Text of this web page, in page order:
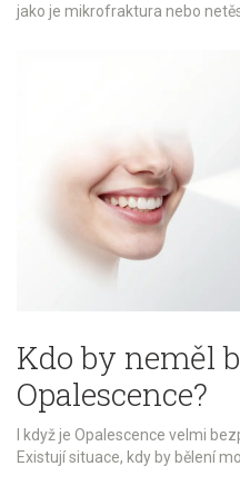
jako je mikrofraktura nebo
Kdo by neměl
Opalescence?
I když je Opalescence velmi
Existují situace, kdy by bělení